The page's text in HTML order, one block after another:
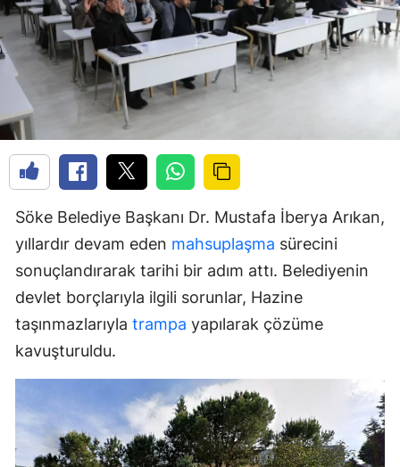
Söke Belediye Başkanı Dr. Mustafa İberya Arıkan,
yıllardır devam eden mahsuplaşma sürecini
sonuçlandırarak tarihi bir adım attı. Belediyenin
devlet borçlarıyla ilgili sorunlar, Hazine
taşınmazlarıyla trampa yapılarak çözüme
kavuşturuldu.